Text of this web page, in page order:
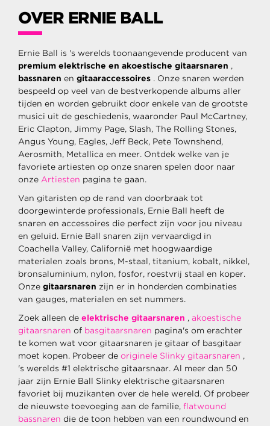
OVER ERNIE BALL
Ernie Ball is 's werelds toonaangevende producent van
premium elektrische en akoestische gitaarsnaren ,
bassnaren en gitaaraccessoires . Onze snaren werden
bespeeld op veel van de bestverkopende albums aller
tijden en worden gebruikt door enkele van de grootste
musici uit de geschiedenis, waaronder Paul McCartney,
Eric Clapton, Jimmy Page, Slash, The Rolling Stones,
Angus Young, Eagles, Jeff Beck, Pete Townshend,
Aerosmith, Metallica en meer. Ontdek welke van je
favoriete artiesten op onze snaren spelen door naar
onze Artiesten pagina te gaan.
Van gitaristen op de rand van doorbraak tot
doorgewinterde professionals, Ernie Ball heeft de
snaren en accessoires die perfect zijn voor jou niveau
en geluid. Ernie Ball snaren zijn vervaardigd in
Coachella Valley, Californië met hoogwaardige
materialen zoals brons, M-staal, titanium, kobalt, nikkel,
bronsaluminium, nylon, fosfor, roestvrij staal en koper.
Onze gitaarsnaren zijn er in honderden combinaties
van gauges, materialen en set nummers.
Zoek alleen de elektrische gitaarsnaren , akoestische
gitaarsnaren of basgitaarsnaren pagina's om erachter
te komen wat voor gitaarsnaren je gitaar of basgitaar
moet kopen. Probeer de originele Slinky gitaarsnaren ,
's werelds #1 elektrische gitaarsnaar. Al meer dan 50
jaar zijn Ernie Ball Slinky elektrische gitaarsnaren
favoriet bij muzikanten over de hele wereld. Of probeer
de nieuwste toevoeging aan de familie, flatwound
bassnaren die de toon hebben van een roundwound en